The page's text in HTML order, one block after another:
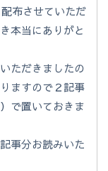
布させていただ
本当にありがと
ただきましたの
ますので２記事
で置いておきま
事分お読みいた